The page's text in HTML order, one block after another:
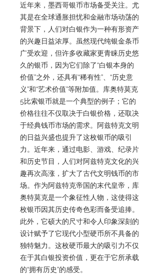
近年来，墨西哥银币市场备受关注。尤
其是在全球通胀担忧和金融市场动荡的
背景下，人们对白银作为一种有形资产
的兴趣日益浓厚。虽然现代纯银金条币
广受欢迎，但许多收藏家更青睐历史悠
久的银币，因为它们除了“白银本身的
价值”之外，还具有“稀有性”、“历史意
义”和“艺术价值”等附加值。库奥特莫克
5比索银币就是一个典型的例子；它的
价格往往不仅取决于白银价格，还取决
于经典钱币市场的需求。阿兹特克文明
的日益兴盛也提升了这枚银币的吸引
力。近年来，通过电影、游戏、纪录片
和历史节目，人们对阿兹特克文化的兴
趣再次高涨，扩大了古代文明钱币的市
场。作为阿兹特克帝国的末代皇帝，库
奥特莫克是一个象征性人物，这使得这
枚银币因其历史传奇色彩而备受追捧。
此外，它硕大的尺寸和令人印象深刻的
设计赋予了它现代小型硬币所不具备的
独特魅力。这枚硬币最大的吸引力不仅
在于其白银投资价值，更在于它所承载
的“拥有历史”的感受。